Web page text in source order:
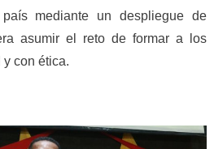
mediante un despliegue de
asumir el reto de formar a los
con ética.